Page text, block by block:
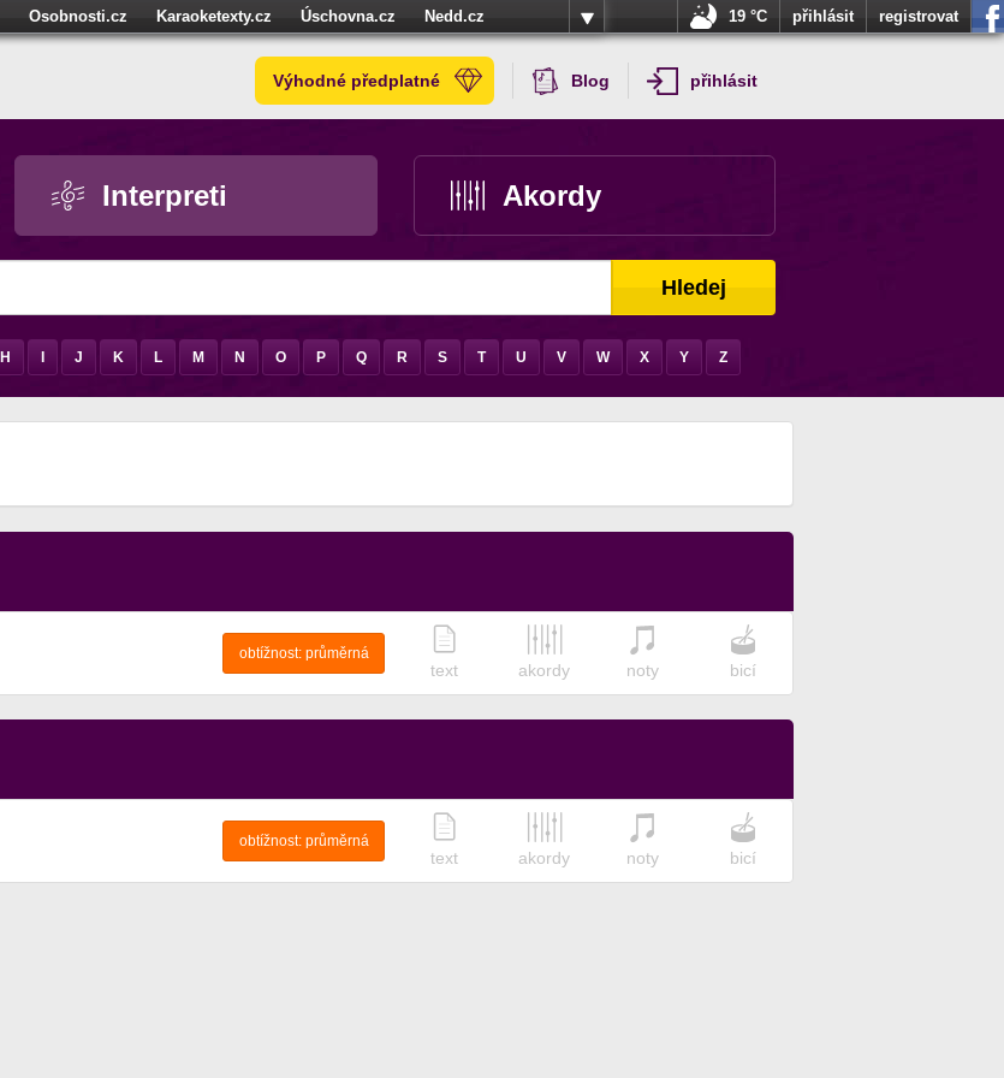
Osobnosti.cz Karaoketexty.cz Úschovna.cz
Nedd.cz
19 °C přihlásit registrovat
Výhodné předplatné Blog přihlásit
Interpreti Akordy
Hledej
H J K L M N O P Q R S T U V W X Y Z
obtížnost: průměrná
text akordy noty bicí
obtížnost: průměrná
text akordy noty bicí